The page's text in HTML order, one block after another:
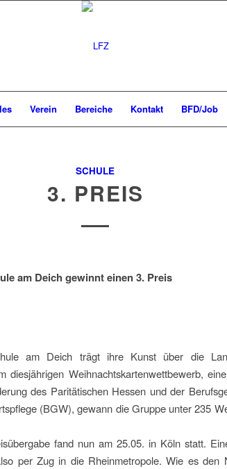
Verein Bereiche Kontakt BFD/Job
SCHULE
3. PREIS
am Deich gewinnt einen 3. Preis
am Deich trägt ihre Kunst über die
diesjährigen Weihnachtskartenwettbewerb,
des Paritätischen Hessen und der
(BGW), gewann die Gruppe unter 235
fand nun am 25.05. in Köln statt.
per Zug in die Rheinmetropole. Wie es den